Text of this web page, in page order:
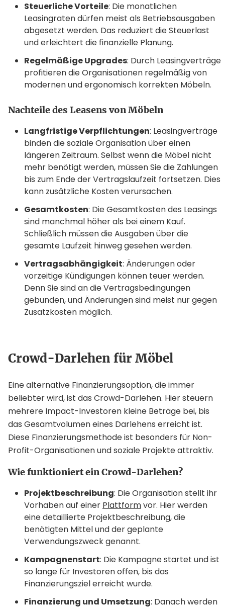
Steuerliche Vorteile: Die monatlichen
Leasingraten dürfen meist als Betriebsausgaben
abgesetzt werden. Das reduziert die Steuerlast
und erleichtert die finanzielle Planung.
Regelmäßige Upgrades: Durch Leasingverträge
profitieren die Organisationen regelmäßig von
modernen und ergonomisch korrekten Möbeln.
Nachteile des Leasens von Möbeln
Langfristige Verpflichtungen: Leasingverträge
binden die soziale Organisation über einen
längeren Zeitraum. Selbst wenn die Möbel nicht
mehr benötigt werden, müssen Sie die Zahlungen
bis zum Ende der Vertragslaufzeit fortsetzen. Dies
kann zusätzliche Kosten verursachen.
Gesamtkosten: Die Gesamtkosten des Leasings
sind manchmal höher als bei einem Kauf.
Schließlich müssen die Ausgaben über die
gesamte Laufzeit hinweg gesehen werden.
Vertragsabhängigkeit: Änderungen oder
vorzeitige Kündigungen können teuer werden.
Denn Sie sind an die Vertragsbedingungen
gebunden, und Änderungen sind meist nur gegen
Zusatzkosten möglich.
Crowd-Darlehen für Möbel
Eine alternative Finanzierungsoption, die immer
beliebter wird, ist das Crowd-Darlehen. Hier steuern
mehrere Impact-Investoren kleine Beträge bei, bis
das Gesamtvolumen eines Darlehens erreicht ist.
Diese Finanzierungsmethode ist besonders für Non-
Profit-Organisationen und soziale Projekte attraktiv.
Wie funktioniert ein Crowd-Darlehen?
Projektbeschreibung: Die Organisation stellt ihr
Vorhaben auf einer Plattformvor. Hier werden
eine detaillierte Projektbeschreibung, die
benötigten Mittel und der geplante
Verwendungszweck genannt.
Kampagnenstart: Die Kampagne startet und ist
so lange für Investoren offen, bis das
Finanzierungsziel erreicht wurde.
Finanzierung und Umsetzung: Danach werden